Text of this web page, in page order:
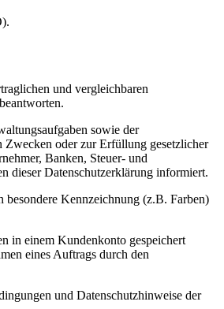
und vergleichbaren
sowie der
Zwecken oder zur Erfüllung gesetzlicher
Banken, Steuer- und
dieser Datenschutzerklärung informiert.
Kennzeichnung (z.B. Farben)
in einem Kundenkonto gespeichert
eines Auftrags durch den
und Datenschutzhinweise der